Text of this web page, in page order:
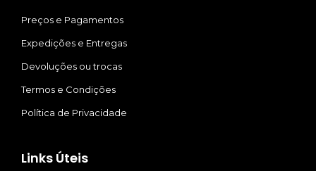
Preços e Pagamentos
Expedições e Entregas
Devoluções ou trocas
Termos e Condições
Política de Privacidade
Links Úteis